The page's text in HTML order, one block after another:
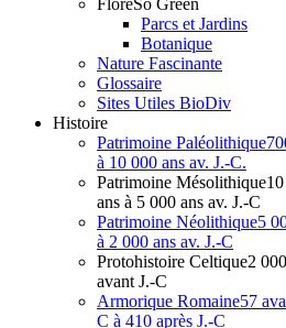
FloreSo Green
Parcs et Jardins
Botanique
Nature Fascinante
Glossaire
Sites Utiles BioDiv
Histoire
Patrimoine Paléolithique
à 10 000 ans av. J.-C.
Patrimoine Mésolithique
ans à 5 000 ans av. J.-C
Patrimoine Néolithique5
à 2 000 ans av. J.-C
Protohistoire Celtique2
avant J.-C
Armorique Romaine57
C à 410 après J.-C